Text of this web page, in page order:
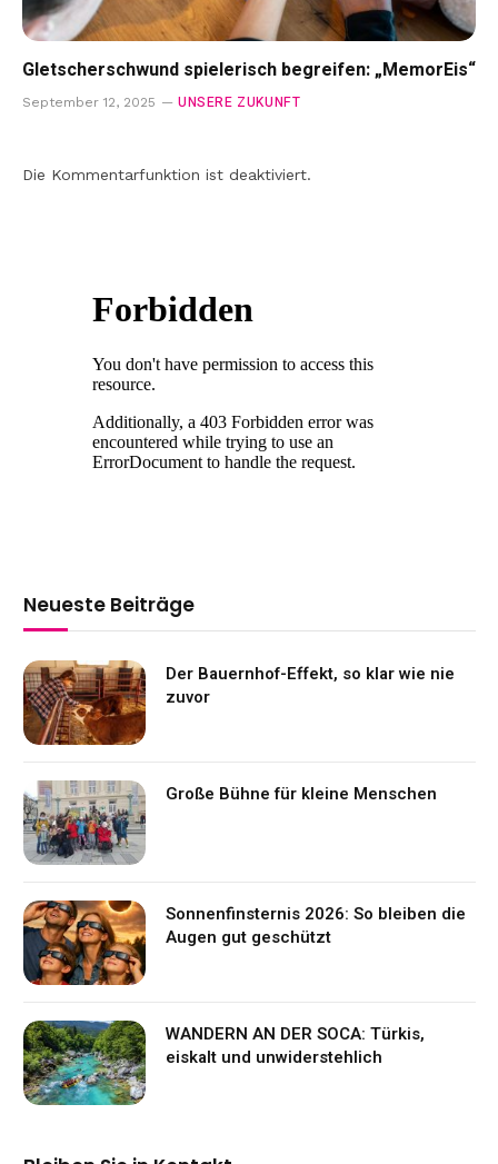
Gletscherschwund spielerisch begreifen: „MemorEis“
September 12, 2025 UNSERE ZUKUNFT
Die Kommentarfunktion ist deaktiviert.
Neueste Beiträge
Der Bauernhof-Effekt, so klar wie nie
zuvor
Große Bühne für kleine Menschen
Sonnenfinsternis 2026: So bleiben die
Augen gut geschützt
WANDERN AN DER SOCA: Türkis,
eiskalt und unwiderstehlich